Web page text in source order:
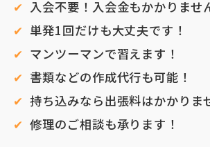
入会不要！入会金もかかりませ
単発1回だけも大丈夫です！
マンツーマンで習えます！
書類などの作成代行も可能！
持ち込みなら出張料はかかりま
修理のご相談も承ります！